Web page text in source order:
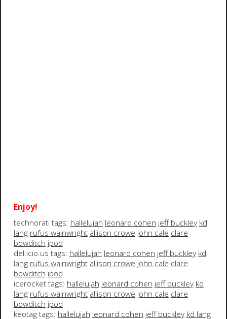
Enjoy!
technorati tags: hallelujah leonard cohen jeff buckley kd
lang rufus wainwright allison crowe john cale clare
bowditch ipod
del.icio.us tags: hallelujah leonard cohen jeff buckley kd
lang rufus wainwright allison crowe john cale clare
bowditch ipod
icerocket tags: hallelujah leonard cohen jeff buckley kd
lang rufus wainwright allison crowe john cale clare
bowditch ipod
keotag tags: hallelujah leonard cohen jeff buckley kd lang